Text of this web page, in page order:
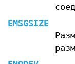
EMSGSIZE